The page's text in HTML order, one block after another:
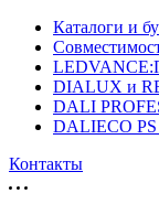
Каталоги и
DIALUX и
DALI
DALIECO
Контакты